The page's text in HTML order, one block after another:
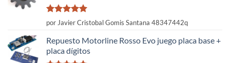
Valorado
con
por Javier Cristobal Gomis Santana 48347442q
Repuesto Motorline Rosso Evo juego placa base +
placa dígitos